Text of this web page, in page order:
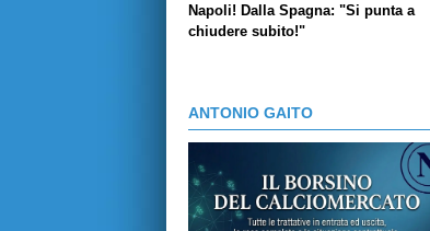
Napoli! Dalla Spagna: "Si punta a
chiudere subito!"
ANTONIO GAITO